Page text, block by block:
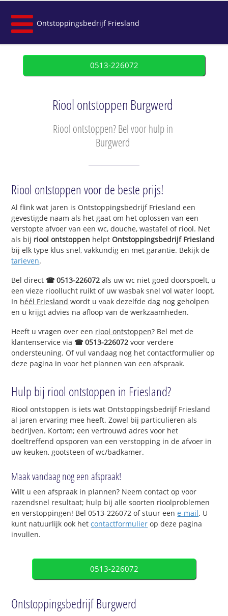
Ontstoppingsbedrijf Friesland
0513-226072
Riool ontstoppen Burgwerd
Riool ontstoppen? Bel voor hulp in
Burgwerd
Riool ontstoppen voor de beste prijs!
Al flink wat jaren is Ontstoppingsbedrijf Friesland een
gevestigde naam als het gaat om het oplossen van een
verstopte afvoer van een wc, douche, wastafel of riool. Net
als bij riool ontstoppen helptOntstoppingsbedrijf Friesland
bij elk type klus snel, vakkundig en met garantie. Bekijk de
tarieven.
Bel direct ☎ 0513-226072 als uw wc niet goed doorspoelt, u
een vieze rioollucht ruikt of uw wasbak snel vol water loopt.
In héél Friesland wordt u vaak dezelfde dag nog geholpen
en u krijgt advies na afloop van de werkzaamheden.
Heeft u vragen over een riool ontstoppen? Bel met de
klantenservice via ☎ 0513-226072 voor verdere
ondersteuning. Of vul vandaag nog het contactformulier op
deze pagina in voor het plannen van een afspraak.
Hulp bij riool ontstoppen in Friesland?
Riool ontstoppen is iets wat Ontstoppingsbedrijf Friesland
al jaren ervaring mee heeft. Zowel bij particulieren als
bedrijven. Kortom; een vertrouwd adres voor het
doeltreffend opsporen van een verstopping in de afvoer in
uw keuken, gootsteen of wc/badkamer.
Maak vandaag nog een afspraak!
Wilt u een afspraak in plannen? Neem contact op voor
razendsnel resultaat; hulp bij alle soorten rioolproblemen
en verstoppingen! Bel 0513-226072 of stuur eene-mail. U
kunt natuurlijk ook hetcontactformulier op deze pagina
invullen.
0513-226072
Ontstoppingsbedrijf Burgwerd